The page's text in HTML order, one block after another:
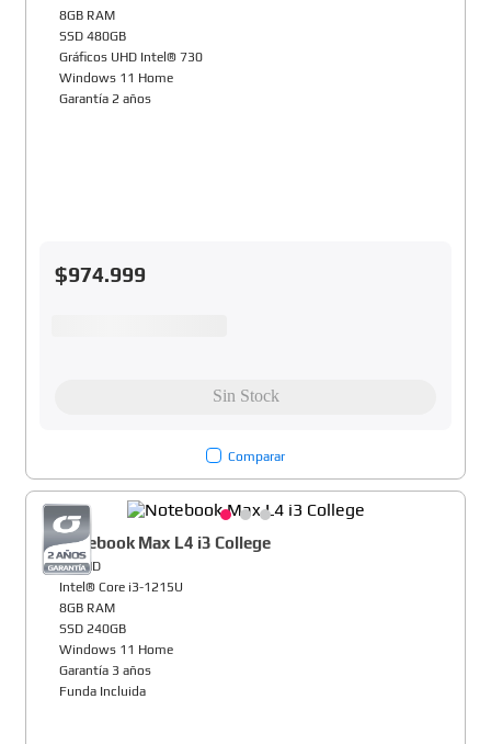
8GB RAM
SSD 480GB
Gráficos UHD Intel® 730
Windows 11 Home
Garantía 2 años
$974.999
Comparar
Notebook Max L4 i3 College
14" HD
Intel® Core i3-1215U
8GB RAM
SSD 240GB
Windows 11 Home
Garantía 3 años
Funda Incluida